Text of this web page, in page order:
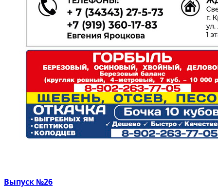
Выпуск №26